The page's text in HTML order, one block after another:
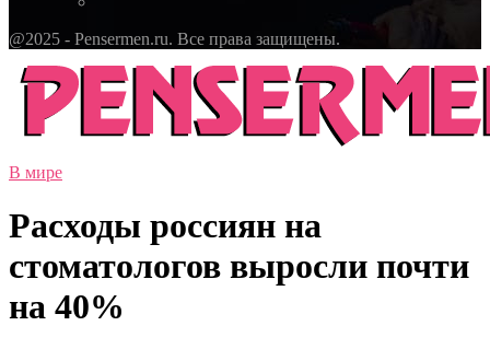
@2025 - Pensermen.ru. Все права защищены.
В мире
Расходы россиян на
стоматологов выросли почти
на 40%